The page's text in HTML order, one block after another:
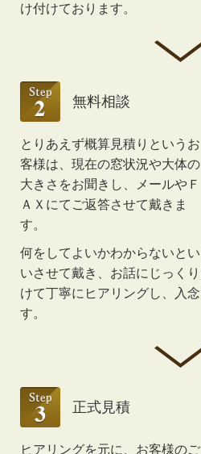
け付けております。
無料相談
とりあえず概算見積りというお
客様は、現在の窓状況や大体の
大きさをお聞きし、メールやＦ
ＡＸにてご返答させて戴きま
す。
何をしてよいかわからないと
いさせて戴き、お話にじっく
けて丁寧にヒアリングし、入
す。
正式見積
ヒアリングを元に、お客様のご